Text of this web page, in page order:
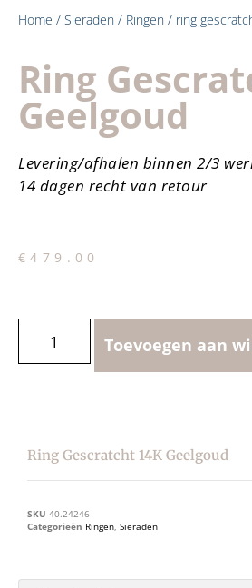
Home / Sieraden / Ringen / ring
Ring
Geelgoud
Levering/afhalen binnen 2/3
14 dagen recht van retour
€479.00
Toevoegen aan
Ring Gescratcht 14K Geelgoud
SKU 40.24246
Categorieën Ringen, Sieraden